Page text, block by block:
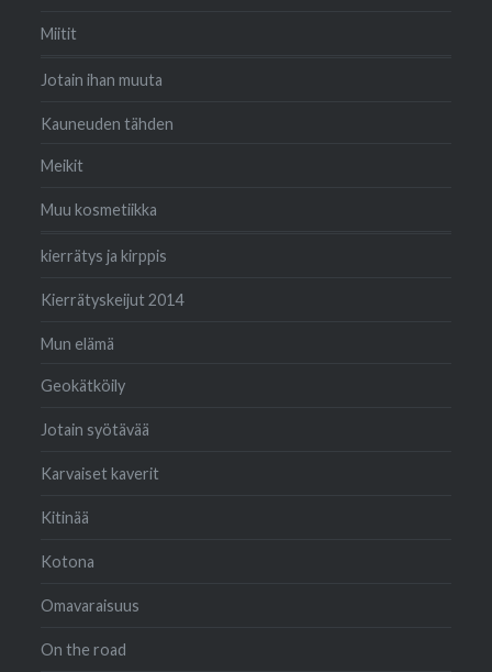
Miitit
Jotain ihan muuta
Kauneuden tähden
Meikit
Muu kosmetiikka
kierrätys ja kirppis
Kierrätyskeijut 2014
Mun elämä
Geokätköily
Jotain syötävää
Karvaiset kaverit
Kitinää
Kotona
Omavaraisuus
On the road